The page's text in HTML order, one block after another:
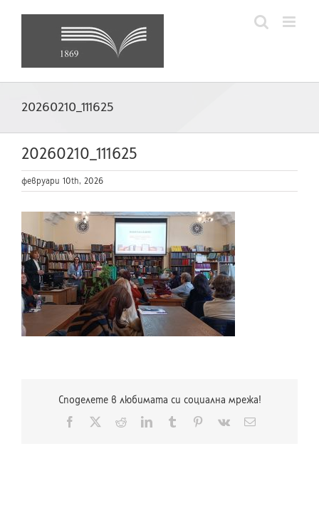
20260210_111625
20260210_111625
февруари 10th, 2026
Споделете в любимата си социална мрежа!
Facebook RedditLinkedInTumblr Pinterest
Vk
Електронна